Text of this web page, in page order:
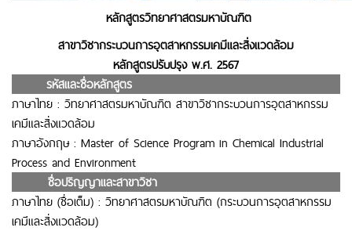
หลักสูตรวิทยาศาสตรมหาบัณฑิต
สาขาวิชากระบวนการอุตสาหกรรมเคมีและสิ่งแวดล้อม
หลักสูตรปรับปรุง พ.ศ. 2567
รหัสและชื่อหลักสูตร
ภาษาไทย : วิทยาศาสตรมหาบัณฑิต สาขาวิชากระบวนการอุตสาหกรรม
เคมีและสิ่งแวดล้อม
ภาษาอังกฤษ : Master of Science Program in Chemical Industrial
Process and Environment
ชื่อปริญญาและสาขาวิชา
ภาษาไทย (ชื่อเต็ม) : วิทยาศาสตรมหาบัณฑิต (กระบวนการอุตสาหกรรม
เคมีและสิ่งแวดล้อม)